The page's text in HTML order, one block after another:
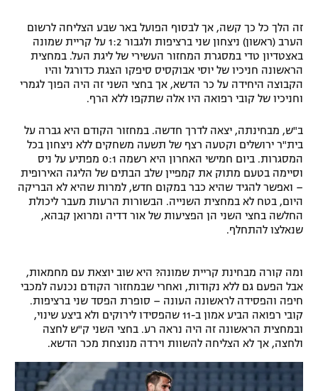
תקנון משתתפים וזוכים בפרסים
תקנון עבור פעילות אלקטרה
תקנון עבור פעילות ספורט 1 – "מרלן"
טניס
גיימינג E-Sports
תנאי שימוש
מדיניות פרטיות
תקנון פעילות ספורט 1
הצטרפות לחבילת הערוצים
לוח דרושים – ג'ובנט
תגיות
כדורמים
פוטבול אמריקאי NFL
בייסבול MLB
ספורט אתגרי ואקסטרים
אומנויות לחימה
גיימינג E-Sports
זה הלך כל כך קשה, אך לבסוף הפועל באר שבע הצליחה לרשום
הערב (ראשון) ניצחון שני ברציפות ולגבור 1:2 על קריית שמונה
באצטדיון טדי במסגרת המחזור העשירי של ליגת העל. במחצית
הראשונה חניכיו של יוסי אבוקסיס סיפקו הצגת כדורגל והיו
הקבוצה היחידה על כר הדשא, אך בחצי השני זה היה הפוך לגמרי
וחניכיו של קובי רפואה היו אלה שתקפו ללא הרף.
ב"ש, מבחינתה, יצאה לדרך חדשה. במחזור הקודם היא גברה על
בית"ר ירושלים וקטעה רצף של תשעה משחקים ללא ניצחון בכל
המסגרות. ביום חמישי האחרון היא רשמה 0:1 מפתיע על ניס
וסיימה בטעם מתוק את קמפיין שלב הבתים של הליגה האירופית
– ואפשר להגיד שהיא כבר במקום חדש, למרות שהיא לא הבריקה
היום, בטח לא במחצית השנייה. הבשורות הרעות מעבר ליכולת
החלשה בחצי השני הן הפציעות של אור דדיה ומרואן קבהא,
שנאלצו להתחלף.
ומה קורה מבחינת קריית שמונה? היא שוב יוצאת עם מחמאות,
אבל הפעם גם ללא נקודות, ואחרי שבמחזור הקודם נכנעה למכבי
חיפה והפסידה לראשונה העונה – סופרת הפסד שני ברציפות.
קובי רפואה הביע אמון ב-11 שהפסידו לירוקים ולא ביצע שינוי,
ובמחצית הראשונה זה היה נראה רע. בחצי השני ק"ש לחצה
ולחצה, אך לא הצליחה להשוות וירדה מנוצחת מכר הדשא.